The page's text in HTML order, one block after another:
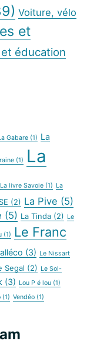
Voiture, vélo
et
et éducation
Gabare (1) La
(1)
La
La livre Savoie (1) La
(2) La Pive (5)
(5) La Tinda (2) Le
(1)
Le Franc
(3) Le Nissart
Segal (2) Le Sol-
(3) Lou P é lou (1)
(1) Vendéo (1)